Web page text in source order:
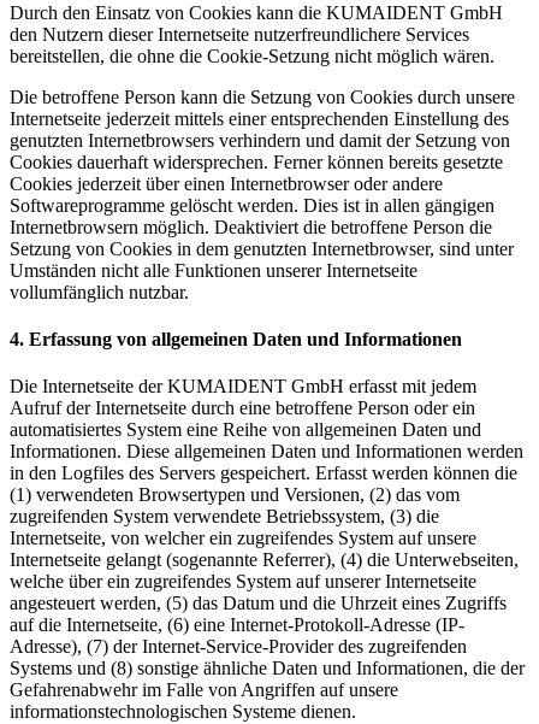
Durch den Einsatz von Cookies kann die KUMAIDENT GmbH
den Nutzern dieser Internetseite nutzerfreundlichere Services
bereitstellen, die ohne die Cookie-Setzung nicht möglich wären.
Die betroffene Person kann die Setzung von Cookies durch unsere
Internetseite jederzeit mittels einer entsprechenden Einstellung des
genutzten Internetbrowsers verhindern und damit der Setzung von
Cookies dauerhaft widersprechen. Ferner können bereits gesetzte
Cookies jederzeit über einen Internetbrowser oder andere
Softwareprogramme gelöscht werden. Dies ist in allen gängigen
Internetbrowsern möglich. Deaktiviert die betroffene Person die
Setzung von Cookies in dem genutzten Internetbrowser, sind unter
Umständen nicht alle Funktionen unserer Internetseite
vollumfänglich nutzbar.
4. Erfassung von allgemeinen Daten und Informationen
Die Internetseite der KUMAIDENT GmbH erfasst mit jedem
Aufruf der Internetseite durch eine betroffene Person oder ein
automatisiertes System eine Reihe von allgemeinen Daten und
Informationen. Diese allgemeinen Daten und Informationen werden
in den Logfiles des Servers gespeichert. Erfasst werden können die
(1) verwendeten Browsertypen und Versionen, (2) das vom
zugreifenden System verwendete Betriebssystem, (3) die
Internetseite, von welcher ein zugreifendes System auf unsere
Internetseite gelangt (sogenannte Referrer), (4) die Unterwebseiten,
welche über ein zugreifendes System auf unserer Internetseite
angesteuert werden, (5) das Datum und die Uhrzeit eines Zugriffs
auf die Internetseite, (6) eine Internet-Protokoll-Adresse (IP-
Adresse), (7) der Internet-Service-Provider des zugreifenden
Systems und (8) sonstige ähnliche Daten und Informationen, die der
Gefahrenabwehr im Falle von Angriffen auf unsere
informationstechnologischen Systeme dienen.